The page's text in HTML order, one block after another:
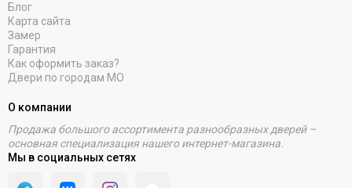
Блог
Карта сайта
Замер
Гарантия
Как оформить заказ?
Двери по городам МО
О компании
Продажа большого ассортимента разнообразных дверей –
основная специализация нашего интернет-магазина.
Мы в социальных сетях